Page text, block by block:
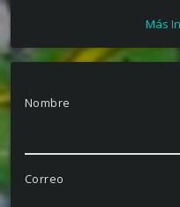
Tiquetes aereos
Bogotá
Más
Nombre
Correo